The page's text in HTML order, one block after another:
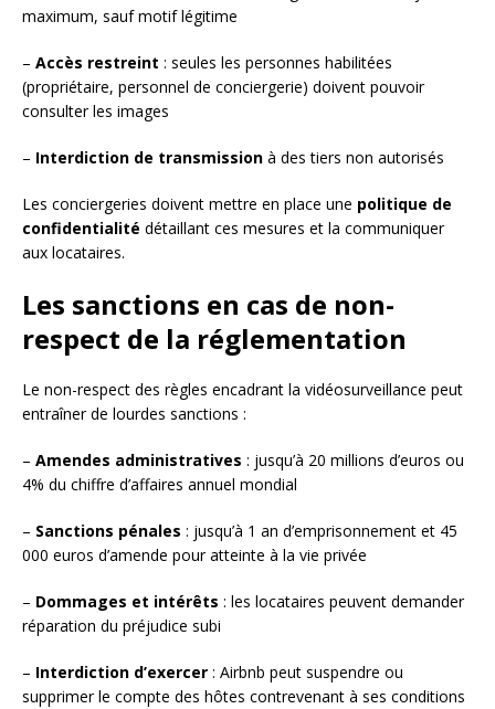
maximum, sauf motif légitime
– Accès restreint : seules les personnes habilitées
(propriétaire, personnel de conciergerie) doivent pouvoir
consulter les images
– Interdiction de transmission à des tiers non autorisés
Les conciergeries doivent mettre en place une politique de
confidentialité détaillant ces mesures et la communiquer
aux locataires.
Les sanctions en cas de non-
respect de la réglementation
Le non-respect des règles encadrant la vidéosurveillance peut
entraîner de lourdes sanctions :
– Amendes administratives : jusqu’à 20 millions d’euros ou
4% du chiffre d’affaires annuel mondial
– Sanctions pénales : jusqu’à 1 an d’emprisonnement et 45
000 euros d’amende pour atteinte à la vie privée
– Dommages et intérêts : les locataires peuvent demander
réparation du préjudice subi
– Interdiction d’exercer : Airbnb peut suspendre ou
supprimer le compte des hôtes contrevenant à ses conditions